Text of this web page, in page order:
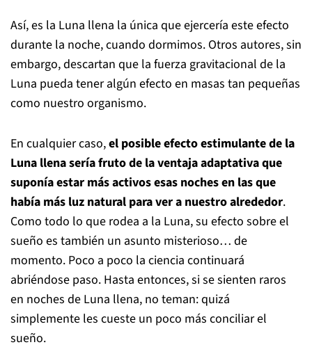
Así, es la Luna llena la única que ejercería este efecto
durante la noche, cuando dormimos. Otros autores, sin
embargo, descartan que la fuerza gravitacional de la
Luna pueda tener algún efecto en masas tan pequeñas
como nuestro organismo.
En cualquier caso,el posible efecto estimulante de la
Luna llena sería fruto de la ventaja adaptativa que
suponía estar más activos esas noches en las que
había más luz natural para ver a nuestro alrededor.
Como todo lo que rodea a la Luna, su efecto sobre el
sueño es también un asunto misterioso… de
momento. Poco a poco la ciencia continuará
abriéndose paso. Hasta entonces, si se sienten raros
en noches de Luna llena, no teman: quizá
simplemente les cueste un poco más conciliar el
sueño.